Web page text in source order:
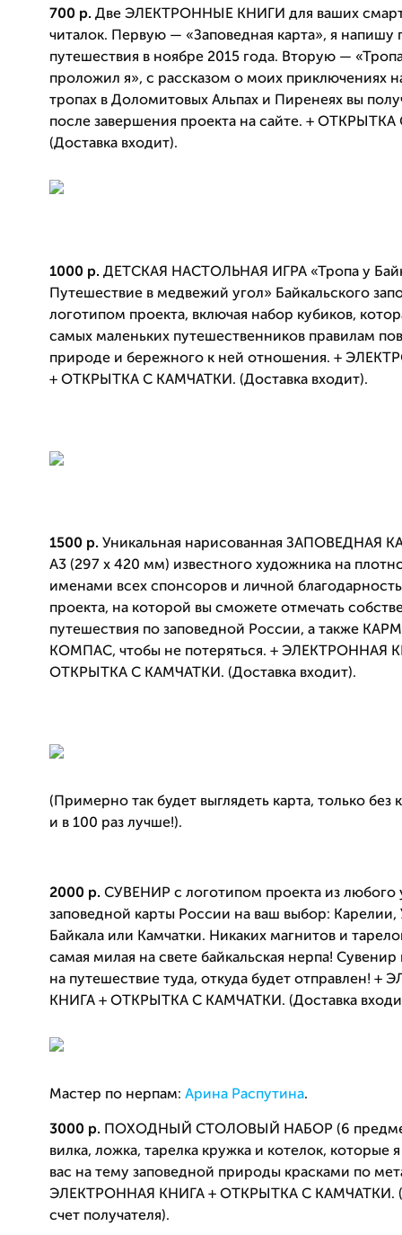
700 р. Две ЭЛЕКТРОННЫЕ КНИГИ для ваших
читалок. Первую — «Заповедная карта», я напишу
путешествия в ноябре 2015 года. Вторую —
проложил я», с рассказом о моих приключениях
тропах в Доломитовых Альпах и Пиренеях вы
после завершения проекта на сайте. +
(Доставка входит).
1000 р. ДЕТСКАЯ НАСТОЛЬНАЯ ИГРА «Тропа у
Путешествие в медвежий угол» Байкальского
логотипом проекта, включая набор кубиков,
самых маленьких путешественников правилам
природе и бережного к ней отношения. +
+ ОТКРЫТКА С КАМЧАТКИ. (Доставка входит).
1500 р. Уникальная нарисованная ЗАПОВЕДНАЯ
А3 (297 х 420 мм) известного художника на
именами всех спонсоров и личной
проекта, на которой вы сможете отмечать
путешествия по заповедной России, а также
КОМПАС, чтобы не потеряться. + ЭЛЕКТРОННАЯ
ОТКРЫТКА С КАМЧАТКИ. (Доставка входит).
(Примерно так будет выглядеть карта, только без
и в 100 раз лучше!).
2000 р. СУВЕНИР с логотипом проекта из любого
заповедной карты России на ваш выбор: Карелии,
Байкала или Камчатки. Никаких магнитов и
самая милая на свете байкальская нерпа! Сувенир
на путешествие туда, откуда будет отправлен! +
КНИГА + ОТКРЫТКА С КАМЧАТКИ. (Доставка
Мастер по нерпам: Арина Распутина.
3000 р.
ПОХОДНЫЙ СТОЛОВЫЙ НАБОР (6
вилка, ложка, тарелка кружка и котелок, которые
вас на тему заповедной природы красками по
ЭЛЕКТРОННАЯ КНИГА + ОТКРЫТКА С КАМЧАТКИ.
счет получателя).